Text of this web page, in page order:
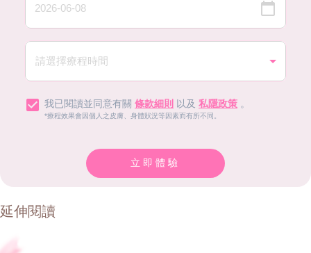
我已閱讀並同意有關 條款細則 以及 私隱政策 。
*療程效果會因個人之皮膚、身體狀況等因素而有所不同。
立即體驗
延伸閱讀